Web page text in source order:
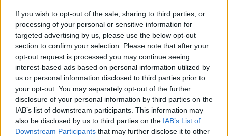
If you wish to opt-out of the sale, sharing to third parties, or
processing of your personal or sensitive information for
targeted advertising by us, please use the below opt-out
section to confirm your selection. Please note that after your
opt-out request is processed you may continue seeing
interest-based ads based on personal information utilized by
us or personal information disclosed to third parties prior to
your opt-out. You may separately opt-out of the further
disclosure of your personal information by third parties on the
IAB’s list of downstream participants. This information may
also be disclosed by us to third parties on the IAB’s List of
Downstream Participants that may further disclose it to other
Odmiana:Koziegłów czyKozichgłów?
Odmiana: opotrafiąc, potrafiącyipotrafiwszy
Nostalgia za nostalgią
Ciekawostki
bajstruk— To skąd się biorąbajstruki?
Napoleon Bonaparte— Jak nazywał się Napoleon i co się z
tym wiązało